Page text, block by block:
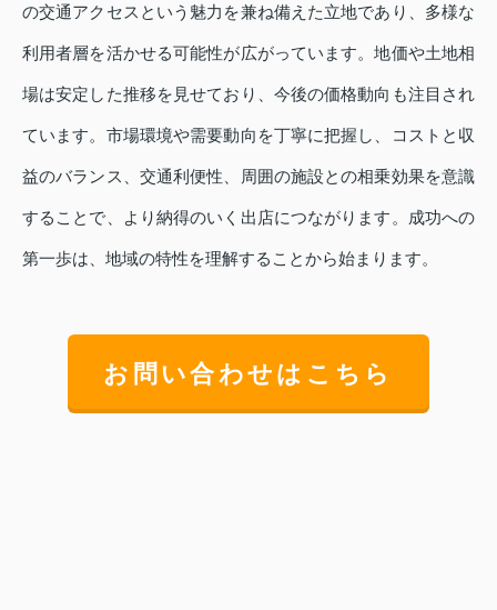
の交通アクセスという魅力を兼ね備えた立地であり、多様な
利用者層を活かせる可能性が広がっています。地価や土地相
場は安定した推移を見せており、今後の価格動向も注目され
ています。市場環境や需要動向を丁寧に把握し、コストと収
益のバランス、交通利便性、周囲の施設との相乗効果を意識
することで、より納得のいく出店につながります。成功への
第一歩は、地域の特性を理解することから始まります。
お問い合わせはこちら